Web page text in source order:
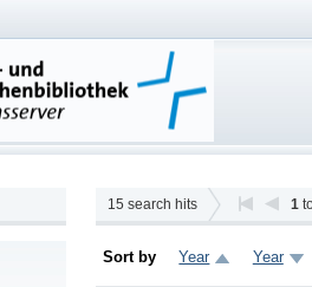
15 search hits 1
Sort by Year Year